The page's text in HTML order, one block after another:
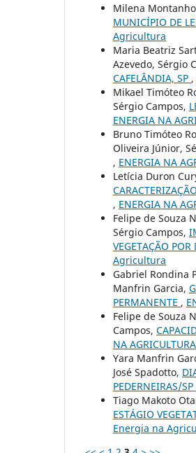
Milena
MUNICÍPIO DE
Agricultura
Maria Beatriz
Azevedo, Sérgio
CAFELÂNDIA, SP ,
Mikael Timóteo
Sérgio Campos,
ENERGIA NA
Bruno Timóteo
Oliveira Júnior,
, ENERGIA NA
Letícia Duron
, ENERGIA NA
Felipe de Souza
Sérgio Campos,
VEGETAÇÃO
Agricultura
Gabriel Rondina
Manfrin Garcia,
PERMANENTE ,
Felipe de Souza
Campos,
NA
Yara Manfrin
José Spadotto,
PEDERNEIRAS/SP
Tiago Makoto
ESTÁGIO
Energia na